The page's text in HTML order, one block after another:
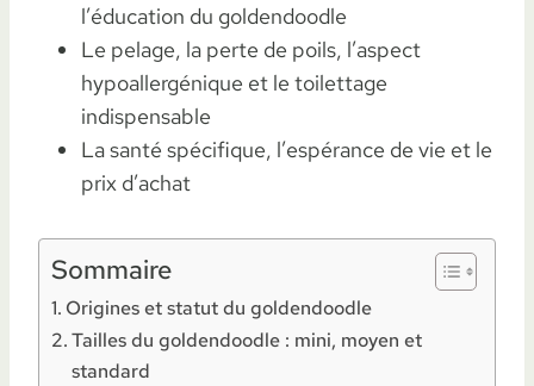
l’éducation du goldendoodle
Le pelage, la perte de poils, l’aspect
hypoallergénique et le toilettage
indispensable
La santé spécifique, l’espérance de vie et le
prix d’achat
Sommaire
Origines et statut du goldendoodle
Tailles du goldendoodle : mini, moyen et
standard